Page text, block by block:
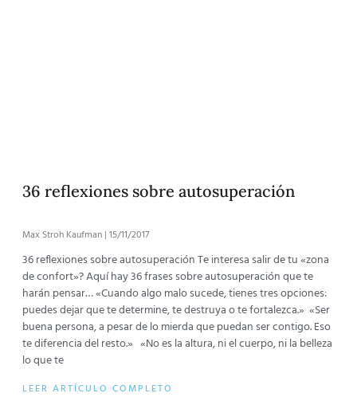
36 reflexiones sobre autosuperación
Max Stroh Kaufman 15/11/2017
36 reflexiones sobre autosuperación Te interesa salir de tu «zona
de confort»? Aquí hay 36 frases sobre autosuperación que te
harán pensar… «Cuando algo malo sucede, tienes tres opciones:
puedes dejar que te determine, te destruya o te fortalezca.» «Ser
buena persona, a pesar de lo mierda que puedan ser contigo. Eso
te diferencia del resto.» «No es la altura, ni el cuerpo, ni la belleza
lo que te
LEER ARTÍCULO COMPLETO